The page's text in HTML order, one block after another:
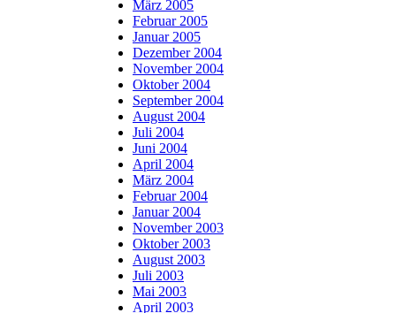
März 2005
Februar 2005
Januar 2005
Dezember 2004
November 2004
Oktober 2004
September 2004
August 2004
Juli 2004
Juni 2004
April 2004
März 2004
Februar 2004
Januar 2004
November 2003
Oktober 2003
August 2003
Juli 2003
Mai 2003
April 2003